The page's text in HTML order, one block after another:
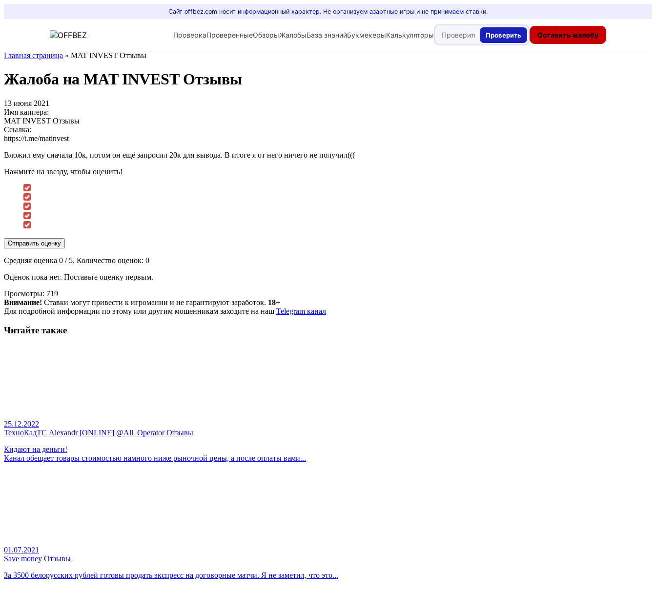
Сайт offbez.com носит информационный характер. Не организуем азартные игры и не принимаем ставки.
ПроверкаПроверенныеОбзорыЖалобыБаза знанийБукмекерыКалькуляторы Проверить Оставить жалобу
Главная страница » MAT INVEST Отзывы
Жалоба на MAT INVEST Отзывы
13 июня 2021
Имя каппера:
MAT INVEST Отзывы
Ссылка:
https://t.me/matinvest
Вложил ему сначала 10к, потом он ещё запросил 20к для вывода. В итоге я от него ничего не получил(((
Нажмите на звезду, чтобы оценить!
Отправить оценку
Средняя оценка 0 / 5. Количество оценок: 0
Оценок пока нет. Поставьте оценку первым.
Просмотры: 719
Внимание! Ставки могут привести к игромании и не гарантируют заработок. 18+
Для подробной информации по этому или другим мошенникам заходите на наш Telegram канал
Читайте также
25.12.2022
ТехноКадТС Alexandr [ONLINE] @All_Operator Отзывы
Кидают на деньги!
Канал обещает товары стоимостью намного ниже рыночной цены, а после оплаты вами...
01.07.2021
Save money Отзывы
За 3500 белорусских рублей готовы продать экспресс на договорные матчи. Я не заметил, что это...